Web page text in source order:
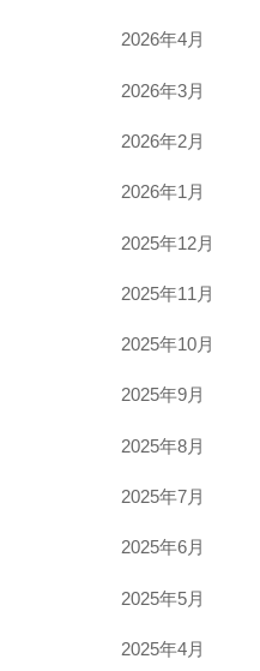
2026年4月
2026年3月
2026年2月
2026年1月
2025年12月
2025年11月
2025年10月
2025年9月
2025年8月
2025年7月
2025年6月
2025年5月
2025年4月